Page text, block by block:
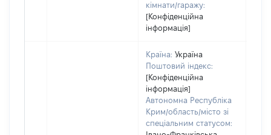
кімнати/гаражу:
[Конфіденційна
інформація]
Країна: Україна
Поштовий індекс:
[Конфіденційна
інформація]
Автономна Республіка
Крим/область/місто зі
спеціальним статусом: